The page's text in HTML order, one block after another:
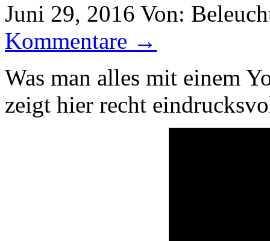
Juni 29, 2016 Von:
Kommentare →
Was man alles mit einem
zeigt hier recht